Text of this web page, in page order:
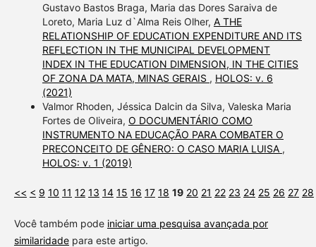
Gustavo Bastos Braga, Maria das Dores Saraiva de
Loreto, Maria Luz d`Alma Reis Olher, A THE
RELATIONSHIP OF EDUCATION EXPENDITURE AND ITS
REFLECTION IN THE MUNICIPAL DEVELOPMENT
INDEX IN THE EDUCATION DIMENSION, IN THE CITIES
OF ZONA DA MATA, MINAS GERAIS , HOLOS: v. 6
(2021)
Valmor Rhoden, Jéssica Dalcin da Silva, Valeska Maria
Fortes de Oliveira, O DOCUMENTÁRIO COMO
INSTRUMENTO NA EDUCAÇÃO PARA COMBATER O
PRECONCEITO DE GÊNERO: O CASO MARIA LUISA ,
HOLOS: v. 1 (2019)
<< < 9 10 11 12 13 14 15 16 17 18 19 20 21 22 23 24 25 26 27 28
Você também pode iniciar uma pesquisa avançada por
similaridadepara este artigo.